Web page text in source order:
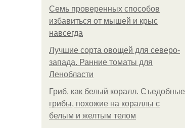
Семь проверенных способов
избавиться от мышей и крыс
навсегда
Лучшие сорта овощей для северо-
запада. Ранние томаты для
Ленобласти
Гриб, как белый коралл. Съедобные
грибы, похожие на кораллы с
белым и желтым телом